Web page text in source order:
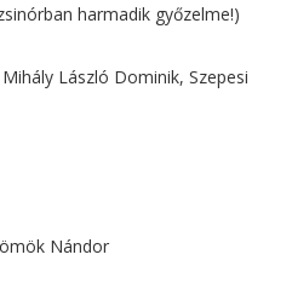
harmadik győzelme!)
László Dominik, Szepesi
Nándor